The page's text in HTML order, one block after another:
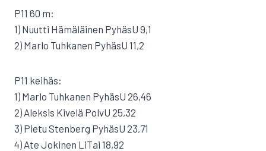
P11 60 m:
1) Nuutti Hämäläinen PyhäsU 9,1
2) Marlo Tuhkanen PyhäsU 11,2
P11 keihäs:
1) Marlo Tuhkanen PyhäsU 26,46
2) Aleksis Kivelä PolvU 25,32
3) Pietu Stenberg PyhäsU 23,71
4) Ate Jokinen LiTai 18,92